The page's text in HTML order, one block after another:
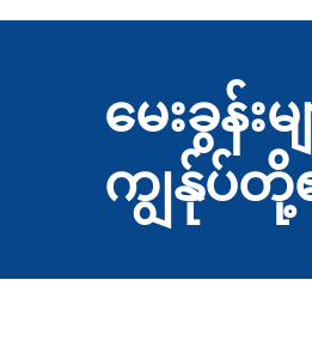
မေးခွန်း
ကျွန်ုပ်